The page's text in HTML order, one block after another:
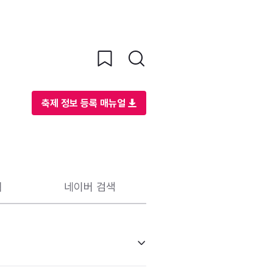
축제 정보 등록 매뉴얼
네이버 검색